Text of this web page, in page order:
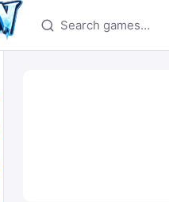
Search games